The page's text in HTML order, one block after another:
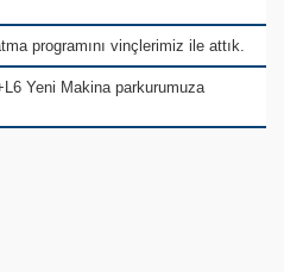
programını vinçlerimiz ile attık.
Yeni Makina parkurumuza